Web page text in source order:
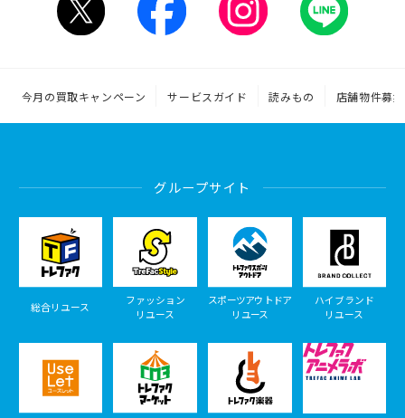
今月の買取キャンペーン サービスガイド 読みもの 店舗物件募集
グループサイト
総合リユース
ファッション
リユース
スポーツアウトドア
リユース
ハイブランド
リユース